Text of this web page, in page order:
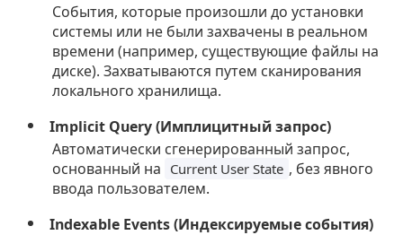
События, которые произошли до установки
системы или не были захвачены в реальном
времени (например, существующие файлы на
диске). Захватываются путем сканирования
локального хранилища.
Implicit Query (Имплицитный запрос)
Автоматически сгенерированный запрос,
основанный на Current User State , без явного
ввода пользователем.
Indexable Events (Индексируемые события)